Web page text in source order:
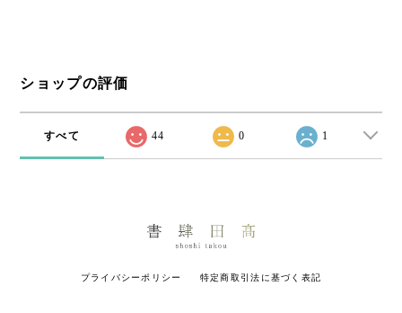
ショップの評価
すべて 44 0 1
プライバシーポリシー 特定商取引法に基づく表記